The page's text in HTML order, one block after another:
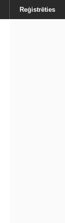
Reģistrēties